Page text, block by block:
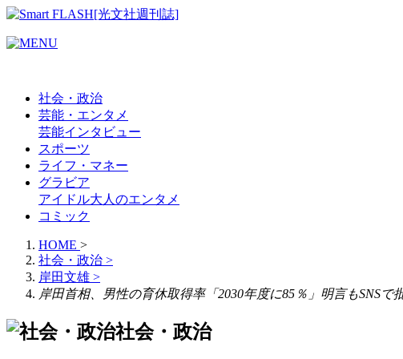
社会・政治
芸能・エンタメ
芸能インタビュー
スポーツ
ライフ・マネー
グラビア
アイドル大人のエンタメ
コミック
HOME >
社会・政治 >
岸田文雄 >
岸田首相、男性の育休取得率「2030年度に85％」明言もSNS
社会・政治